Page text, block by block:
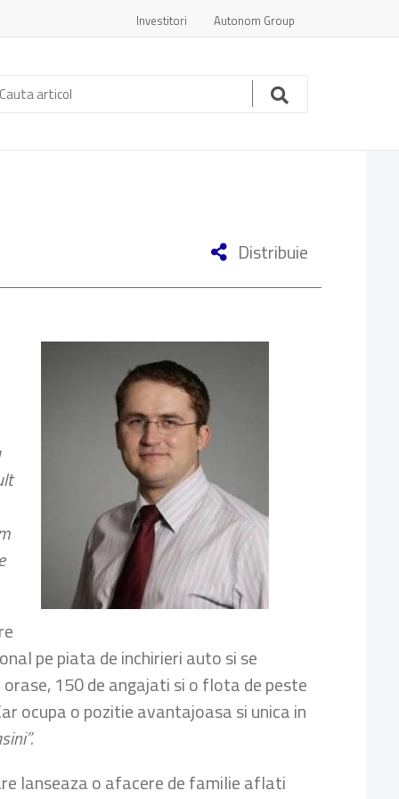
Investitori Autonom Group
Cauta
Distribuie
pe piata de inchirieri auto si se
150 de angajati si o flota de peste
ocupa o pozitie avantajoasa si unica in
lanseaza o afacere de familie aflati